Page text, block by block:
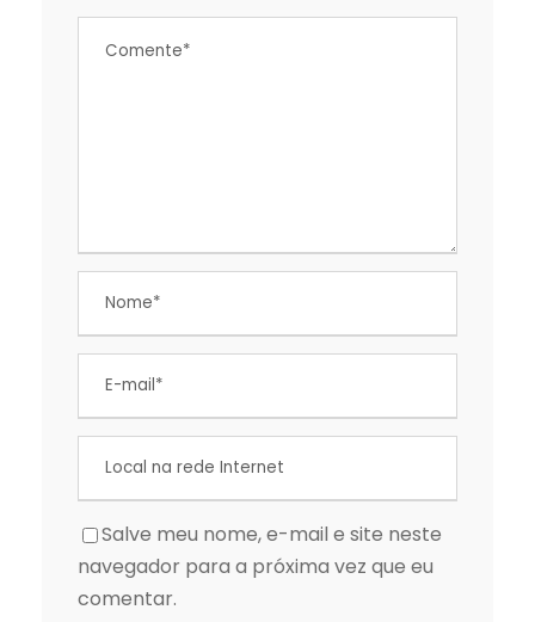
Salve meu nome, e-mail e site neste
navegador para a próxima vez que eu
comentar.